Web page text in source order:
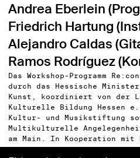
Andrea Eberlein
Friedrich Hartung
Alejandro Caldas
Ramos Rodríguez
Das Workshop-Programm
durch das Hessische
Kunst, koordiniert von der
Kulturelle Bildung Hessen
Kultur- und Musikstiftung
Multikulturelle
am Main. In Kooperation mit